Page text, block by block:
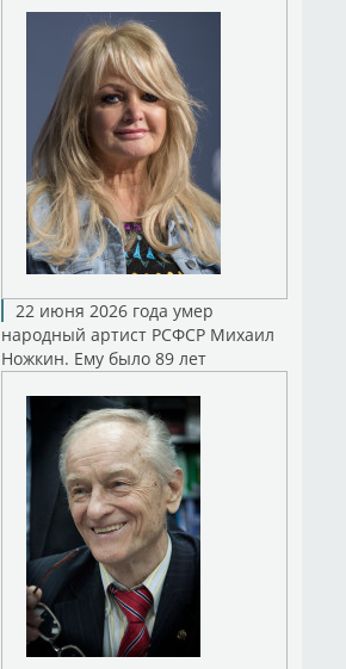
22 июня 2026 года умер
народный артист РСФСР Михаил
Ножкин. Ему было 89 лет